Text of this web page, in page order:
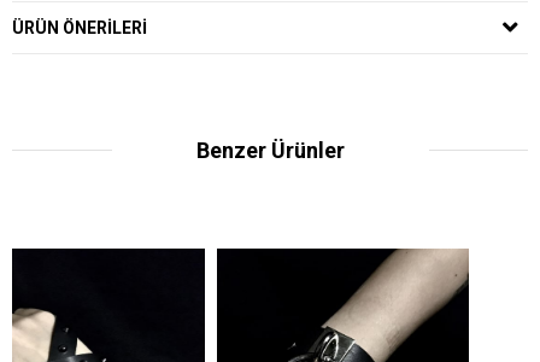
ÜRÜN ÖNERILERI
Benzer Ürünler